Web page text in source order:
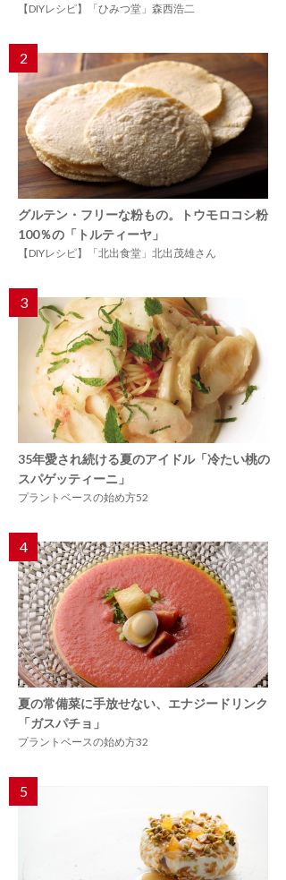
【DIYレシピ】「ひみつ堂」森西浩二
2
グルテン・フリーな粉もの。トウモロコシ粉
100％の「トルティーヤ」
【DIYレシピ】「北出食堂」北出茂雄さん
3
35年愛され続ける夏のアイドル「冷たい桃の
スパゲッティーニ」
プラントベースの始め方52
4
夏の常備菜に手放せない、エナジードリンク
「ガスパチョ」
プラントベースの始め方32
5